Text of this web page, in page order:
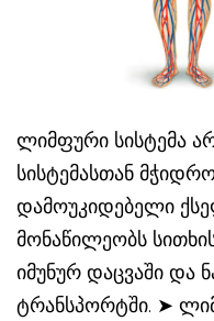
ლიმფური სისტემა
სისტემასთან
დამოუკიდებელი
მონაწილეობს
იმუნურ დაცვაში და
ტრანსპორტში. ➤